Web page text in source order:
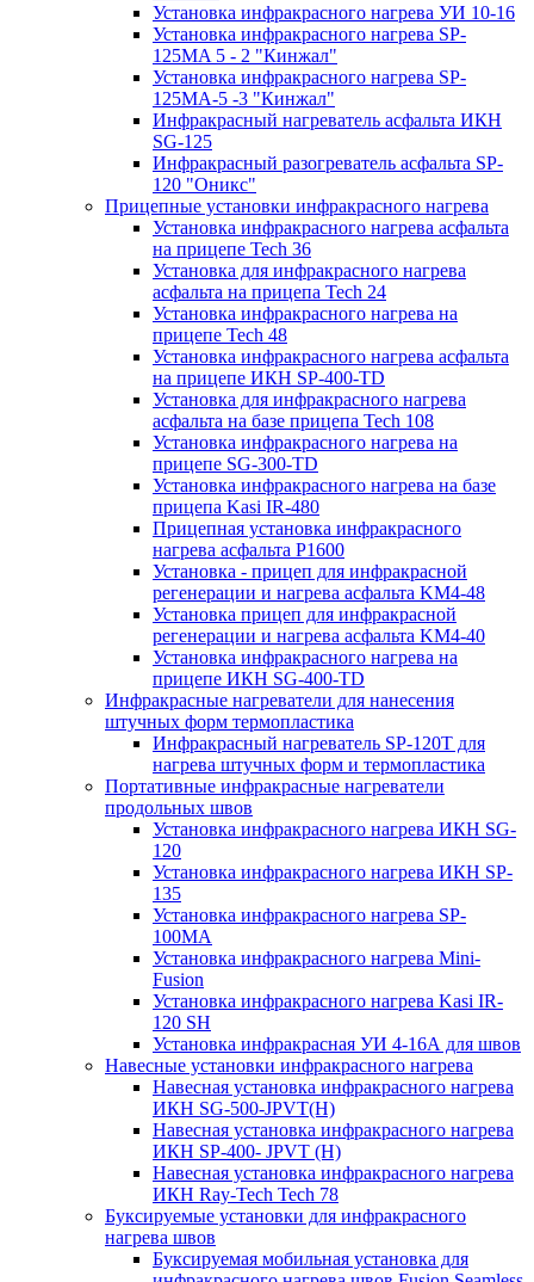
Установка инфракрасного нагрева УИ 10-16
Установка инфракрасного нагрева SP-
125МA 5 - 2 "Кинжал"
Установка инфракрасного нагрева SP-
125МA-5 -3 "Кинжал"
Инфракрасный нагреватель асфальта ИКН
SG-125
Инфракрасный разогреватель асфальта SP-
120 "Оникс"
Прицепные установки инфракрасного нагрева
Установка инфракрасного нагрева асфальта
на прицепе Tech 36
Установка для инфракрасного нагрева
асфальта на прицепа Tech 24
Установка инфракрасного нагрева на
прицепе Tech 48
Установка инфракрасного нагрева асфальта
на прицепе ИКН SP-400-TD
Установка для инфракрасного нагрева
асфальта на базе прицепа Tech 108
Установка инфракрасного нагрева на
прицепе SG-300-TD
Установка инфракрасного нагрева на базе
прицепа Kasi IR-480
Прицепная установка инфракрасного
нагрева асфальта P1600
Установка - прицеп для инфракрасной
регенерации и нагрева асфальта KM4-48
Установка прицеп для инфракрасной
регенерации и нагрева асфальта KM4-40
Установка инфракрасного нагрева на
прицепе ИКН SG-400-TD
Инфракрасные нагреватели для нанесения
штучных форм термопластика
Инфракрасный нагреватель SP-120T для
нагрева штучных форм и термопластика
Портативные инфракрасные нагреватели
продольных швов
Установка инфракрасного нагрева ИКН SG-
120
Установка инфракрасного нагрева ИКН SP-
135
Установка инфракрасного нагрева SP-
100МА
Установка инфракрасного нагрева Mini-
Fusion
Установка инфракрасного нагрева Kasi IR-
120 SH
Установка инфракрасная УИ 4-16А для швов
Навесные установки инфракрасного нагрева
Навесная установка инфракрасного нагрева
ИКН SG-500-JPVT(H)
Навесная установка инфракрасного нагрева
ИКН SP-400- JPVT (Н)
Навесная установка инфракрасного нагрева
ИКН Ray-Tech Tech 78
Буксируемые установки для инфракрасного
нагрева швов
Буксируемая мобильная установка для